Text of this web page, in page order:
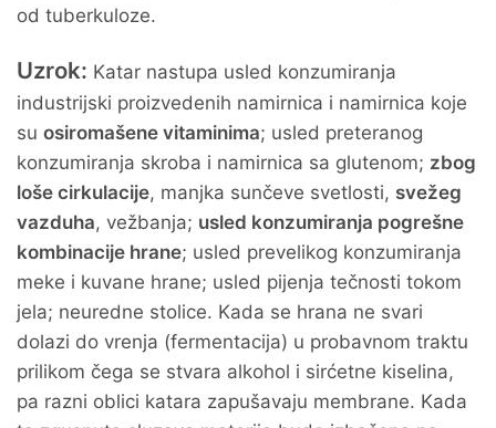
od tuberkuloze.
Uzrok: Katar nastupa usled konzumiranja
industrijski proizvedenih namirnica i namirnica koje
su osiromašene vitaminima; usled preteranog
konzumiranja skroba i namirnica sa glutenom; zbog
loše cirkulacije, manjka sunčeve svetlosti, svežeg
vazduha, vežbanja; usled konzumiranja pogrešne
kombinacije hrane; usled prevelikog konzumiranja
meke i kuvane hrane; usled pijenja tečnosti tokom
jela; neuredne stolice. Kada se hrana ne svari
dolazi do vrenja (fermentacija) u probavnom traktu
prilikom čega se stvara alkohol i sirćetne kiselina,
pa razni oblici katara zapušavaju membrane. Kada